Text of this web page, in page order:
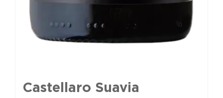
Castellaro Suavia